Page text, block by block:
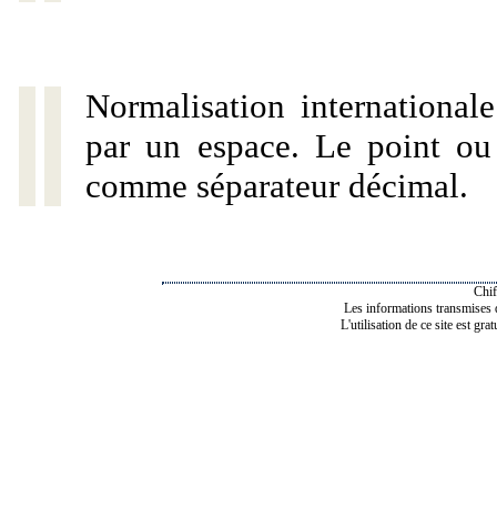
Normalisation
par un espace. Le point
comme séparateur décimal.
Les informations transmises
L'utilisation de ce site est